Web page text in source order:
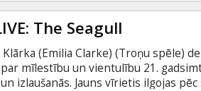
The Seagull
Klārka (Emilia Clarke) (Troņu spēle)
mīlestību un vientulību 21.
izlaušanās. Jauns vīrietis ilgojas